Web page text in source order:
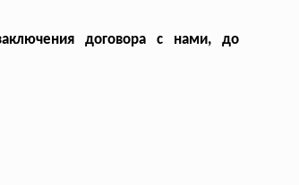
договора с нами, до